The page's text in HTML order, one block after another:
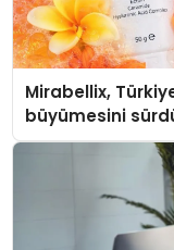
Mirabellix,
büyümesini